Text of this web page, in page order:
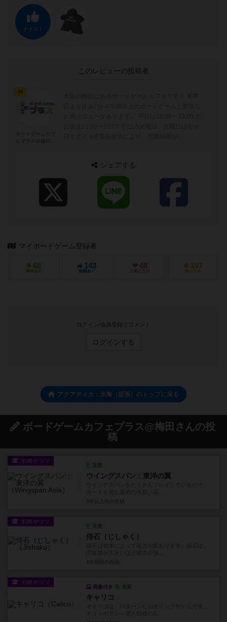
ナイス！
このレビューの投稿者
シェアする
マイボードゲーム登録者
68
興味あり
143
経験あり
48
お気に入り
197
持ってる
ログイン/会員登録でコメント
ログインする
アクアティカ：氷海（拡張）のトップに戻る
ボードゲームカフェプラス@梅田さんの投
稿
戦略やコツ
充実
ウイングスパン：東洋の翼
戦略やコツ
充実
侍石（じしゃく）
戦略やコツ
画像付き 充実
キャリコ